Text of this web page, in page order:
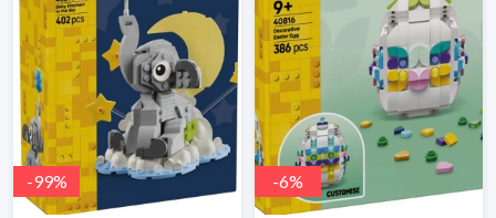
-99% -6%